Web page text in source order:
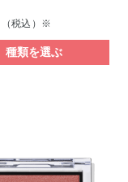
（税込）※
種類を選ぶ